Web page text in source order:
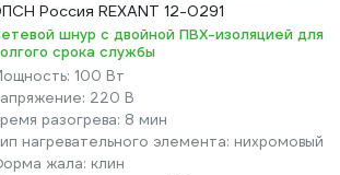
Россия REXANT 12-0291
шнур с двойной ПВХ-изоляцией для
срока службы
100 Вт
220 В
разогрева: 8 мин
нагревательного элемента: нихромовый
жала: клин